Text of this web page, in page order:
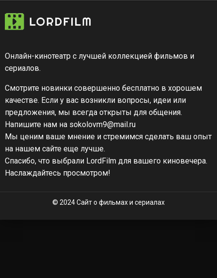
Онлайн-кинотеатр с лучшей коллекцией фильмов и
сериалов.
Смотрите новинки совершенно бесплатно в хорошем
качестве. Если у вас возникли вопросы, идеи или
предложения, мы всегда открыты для общения.
Напишите нам на sokolovm9@mail.ru
Мы ценим ваше мнение и стремимся сделать ваш опыт
на нашем сайте еще лучше.
Спасибо, что выбрали LordFilm для вашего киновечера.
Наслаждайтесь просмотром!
© 2024 Сайт о фильмах и сериалах